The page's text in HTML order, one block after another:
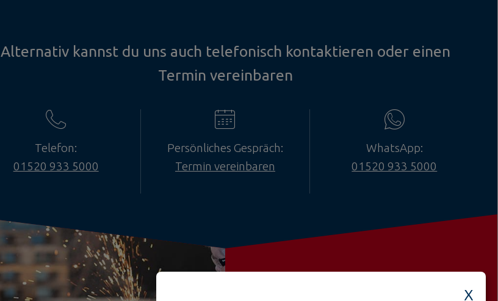
Alternativ kannst du uns auch telefonisch kontaktieren oder einen
Termin vereinbaren
Telefon:
01520 933 5000
Persönliches Gespräch:
Termin vereinbaren
WhatsApp:
01520 933 5000